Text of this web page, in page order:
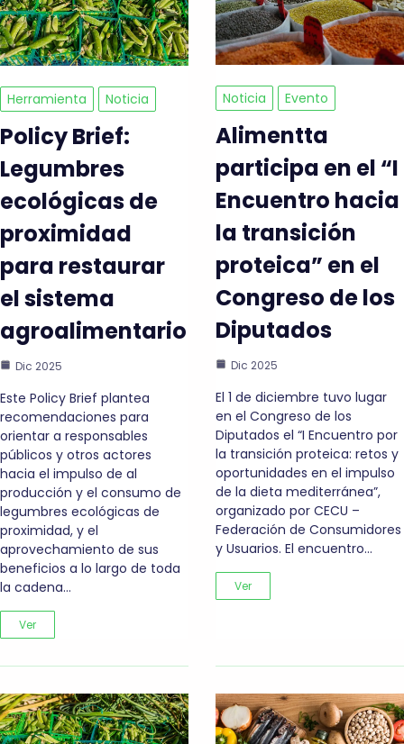
Herramienta Noticia
Policy Brief:
Legumbres
ecológicas de
proximidad
para restaurar
el sistema
agroalimentario
Dic 2025
Este Policy Brief plantea
recomendaciones para
orientar a responsables
públicos y otros actores
hacia el impulso de al
producción y el consumo de
legumbres ecológicas de
proximidad, y el
aprovechamiento de sus
beneficios a lo largo de toda
la cadena…
Ver
Noticia Evento
Alimentta
participa en el “I
Encuentro hacia
la transición
proteica” en el
Congreso de los
Diputados
Dic 2025
El 1 de diciembre tuvo lugar
en el Congreso de los
Diputados el “I Encuentro por
la transición proteica: retos y
oportunidades en el impulso
de la dieta mediterránea”,
organizado por CECU –
Federación de Consumidores
y Usuarios. El encuentro…
Ver